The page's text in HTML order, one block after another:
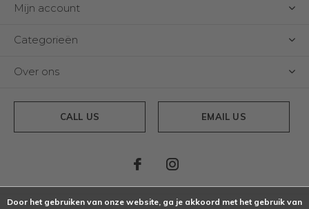
Mijn account
Categorieën
Over ons
CALL US EMAIL US
Door het gebruiken van onze website, ga je akkoord met het gebruik van